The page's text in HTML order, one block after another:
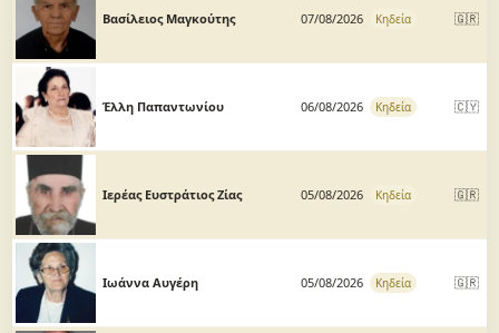
Βασίλειος Μαγκούτης 07/08/2026 Κηδεία 🇬🇷
Έλλη Παπαντωνίου 06/08/2026 Κηδεία 🇨🇾
Ιερέας Ευστράτιος Ζίας 05/08/2026 Κηδεία 🇬🇷
Ιωάννα Αυγέρη 05/08/2026 Κηδεία 🇬🇷